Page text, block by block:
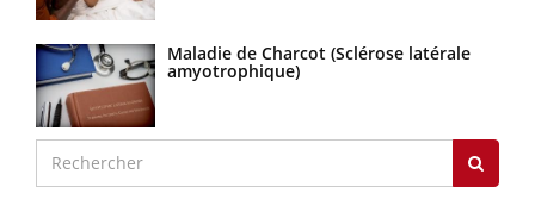
Maladie de Charcot (Sclérose latérale
amyotrophique)